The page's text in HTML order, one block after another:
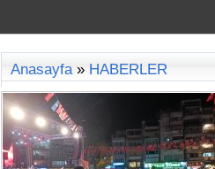
Anasayfa» HABERLER